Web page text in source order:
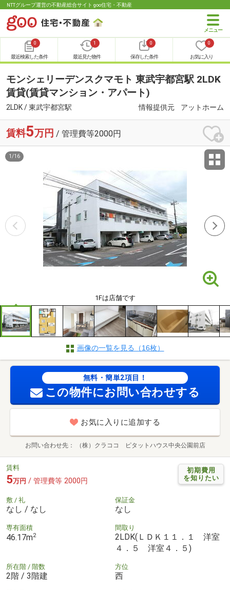
NTTグループ運営の不動産総合サイト goo住宅・不動産
0
最近検索した条件
1
最近見た物件
0
保存した条件
0
お気に入り
モンシェリーデンスクマモト 東武宇都宮駅 2LDK
賃貸(賃貸マンション・アパート)
2LDK / 東武宇都宮駅 情報提供元 アットホーム
賃料5万円 / 管理費等2000円
1Fは店舗です
1 /16
画像の一覧を見る（16枚）
無料・簡単2項目！
この物件にお問い合わせする
お気に入りに追加する
お問い合わせ先 （株）クラココ ピタットハウス中央公園前店
初期費用
を知りたい
賃料
5万円 / 管理費等 2000円
敷 / 礼
なし / なし
保証金
なし
専有面積
46.17m2
間取り
2LDK(ＬＤＫ１１．１ 洋室
４．５ 洋室４．５)
所在階 / 階数
2階 / 3階建
方位
西